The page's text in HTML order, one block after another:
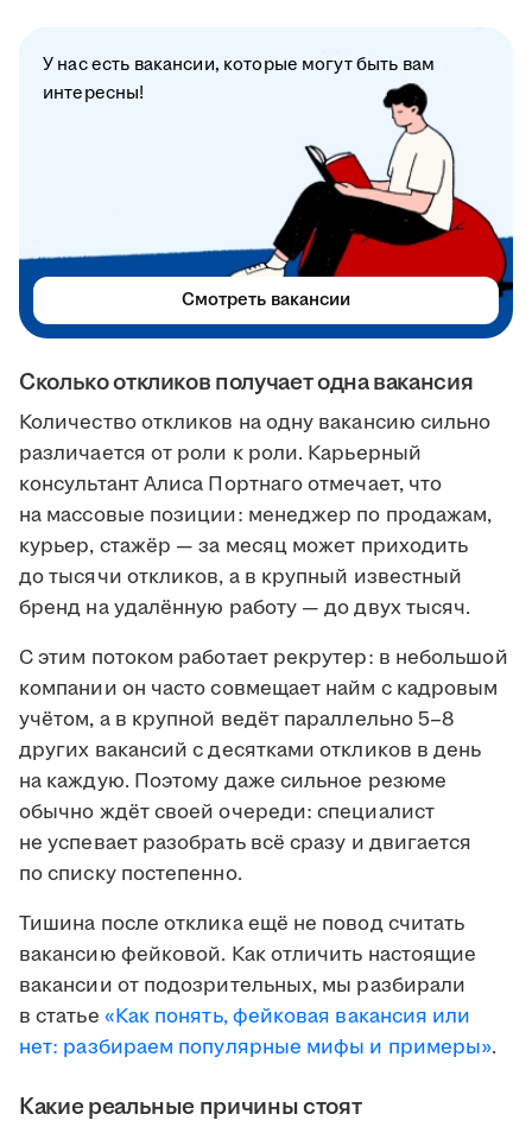
Сколько откликов получает одна вакансия
Количество откликов на одну вакансию сильно
различается от роли к роли. Карьерный
консультант Алиса Портнаго отмечает, что
на массовые позиции: менеджер по продажам,
курьер, стажёр — за месяц может приходить
до тысячи откликов, а в крупный известный
бренд на удалённую работу — до двух тысяч.
С этим потоком работает рекрутер: в небольшой
компании он часто совмещает найм с кадровым
учётом, а в крупной ведёт параллельно 5–8
других вакансий с десятками откликов в день
на каждую. Поэтому даже сильное резюме
обычно ждёт своей очереди: специалист
не успевает разобрать всё сразу и двигается
по списку постепенно.
Тишина после отклика ещё не повод считать
вакансию фейковой. Как отличить настоящие
вакансии от подозрительных, мы разбирали
в статье «Как понять, фейковая вакансия или
нет: разбираем популярные мифы и примеры».
Какие реальные причины стоят
У нас есть вакансии, которые могут быть вам
интересны!
Смотреть вакансии